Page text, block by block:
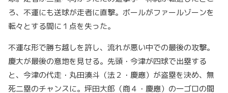
ろ、不運にも送球が走者に直撃。ボールがファールゾーンを
転々とする間に１点を失った。
不運な形で勝ち越しを許し、流れが悪い中での最後の攻撃。
慶大が最後の意地を見せる。先頭・今津が四球で出塁する
と、今津の代走・丸田湊斗（法２・慶應）が盗塁を決め、無
死二塁のチャンスに。坪田大郎（商４・慶應）の一ゴロの間